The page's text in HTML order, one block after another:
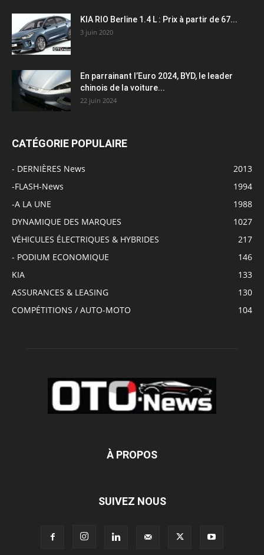
KIA RIO Berline 1.4 L : Prix à partir de 67...
3 juin 2020
En parrainant l’Euro 2024, BYD, le leader
chinois de la voiture...
22 juin 2024
CATÉGORIE POPULAIRE
- DERNIÈRES News
2013
-FLASH-News
1994
-A LA UNE
1988
DYNAMIQUE DES MARQUES
1027
VÉHICULES ÉLECTRIQUES & HYBRIDES
217
- PODIUM ECONOMIQUE
146
KIA
133
ASSURANCES & LEASING
130
COMPÉTITIONS / AUTO-MOTO
104
À PROPOS
SUIVEZ NOUS